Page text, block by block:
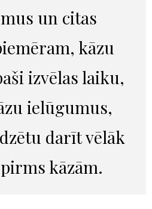
un citas
kāzu
izvēlas laiku,
ielūgumus,
darīt vēlāk
kāzām.